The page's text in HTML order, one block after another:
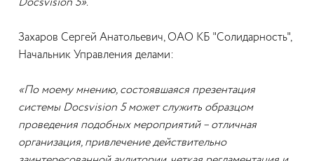
Docsvision 5».
Захаров Сергей Анатольевич, ОАО КБ "Солидарность",
Начальник Управления делами:
«По моему мнению, состоявшаяся презентация
системы Docsvision 5 может служить образцом
проведения подобных мероприятий – отличная
организация, привлечение действительно